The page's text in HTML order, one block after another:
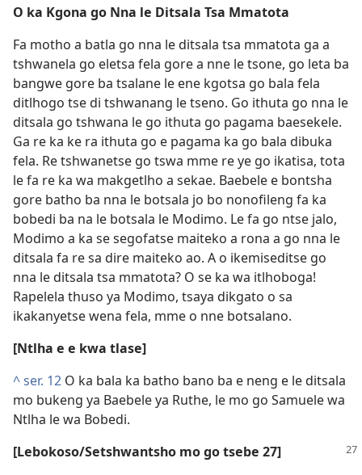
O ka Kgona go Nna le Ditsala Tsa Mmatota
Fa motho a batla go nna le ditsala tsa mmatota ga a
tshwanela go eletsa fela gore a nne le tsone, go leta ba
bangwe gore ba tsalane le ene kgotsa go bala fela
ditlhogo tse di tshwanang le tseno. Go ithuta go nna le
ditsala go tshwana le go ithuta go pagama baesekele.
Ga re ka ke ra ithuta go e pagama ka go bala dibuka
fela. Re tshwanetse go tswa mme re ye go ikatisa, tota
le fa re ka wa makgetlho a sekae. Baebele e bontsha
gore batho ba nna le botsala jo bo nonofileng fa ka
bobedi ba na le botsala le Modimo. Le fa go ntse jalo,
Modimo a ka se segofatse maiteko a rona a go nna le
ditsala fa re sa dire maiteko ao. A o ikemiseditse go
nna le ditsala tsa mmatota? O se ka wa itlhoboga!
Rapelela thuso ya Modimo, tsaya dikgato o sa
ikakanyetse wena fela, mme o nne botsalano.
[Ntlha e e kwa tlase]
^ser. 12 O ka bala ka batho bano ba e neng e le ditsala
mo bukeng ya Baebele ya Ruthe, le mo go Samuele wa
Ntlha le wa Bobedi.
[Lebokoso/Setshwantsho mo go tsebe 27]